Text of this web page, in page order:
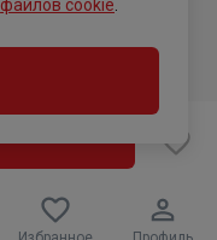
файлов cookie